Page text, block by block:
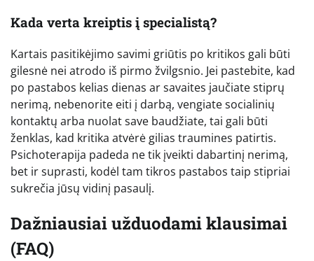
Kada verta kreiptis į specialistą?
Kartais pasitikėjimo savimi griūtis po kritikos gali būti
gilesnė nei atrodo iš pirmo žvilgsnio. Jei pastebite, kad
po pastabos kelias dienas ar savaites jaučiate stiprų
nerimą, nebenorite eiti į darbą, vengiate socialinių
kontaktų arba nuolat save baudžiate, tai gali būti
ženklas, kad kritika atvėrė gilias traumines patirtis.
Psichoterapija padeda ne tik įveikti dabartinį nerimą,
bet ir suprasti, kodėl tam tikros pastabos taip stipriai
sukrečia jūsų vidinį pasaulį.
Dažniausiai užduodami klausimai
(FAQ)